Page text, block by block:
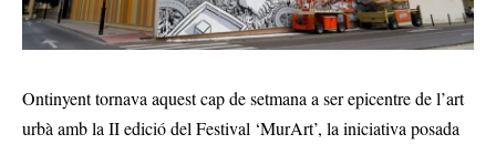
Ontinyent tornava aquest cap de setmana a ser epicentre de l’art
urbà amb la II edició del Festival ‘MurArt’, la iniciativa posada